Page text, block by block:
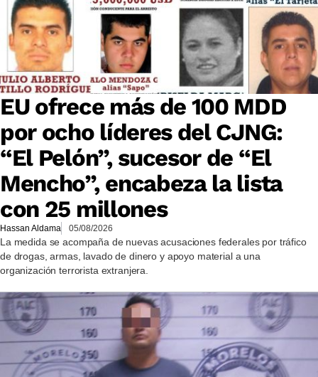
EU ofrece más de 100 MDD
por ocho líderes del CJNG:
“El Pelón”, sucesor de “El
Mencho”, encabeza la lista
con 25 millones
Hassan Aldama 05/08/2026
La medida se acompaña de nuevas acusaciones federales por tráfico
de drogas, armas, lavado de dinero y apoyo material a una
organización terrorista extranjera.